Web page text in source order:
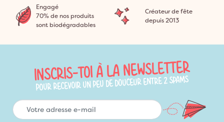
Engagé
70% de nos produits
sont biodégradables
Créateur de fête
depuis 2013
INSCRIS-TOI À LA NEWSLETTER
POUR RECEVOIR UN PEU DE DOUCEUR ENTRE 2 SPAMS